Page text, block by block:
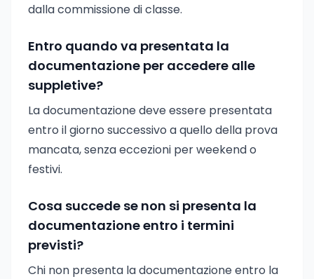
dalla commissione di classe.
Entro quando va presentata la
documentazione per accedere alle
suppletive?
La documentazione deve essere presentata
entro il giorno successivo a quello della prova
mancata, senza eccezioni per weekend o
festivi.
Cosa succede se non si presenta la
documentazione entro i termini
previsti?
Chi non presenta la documentazione entro la